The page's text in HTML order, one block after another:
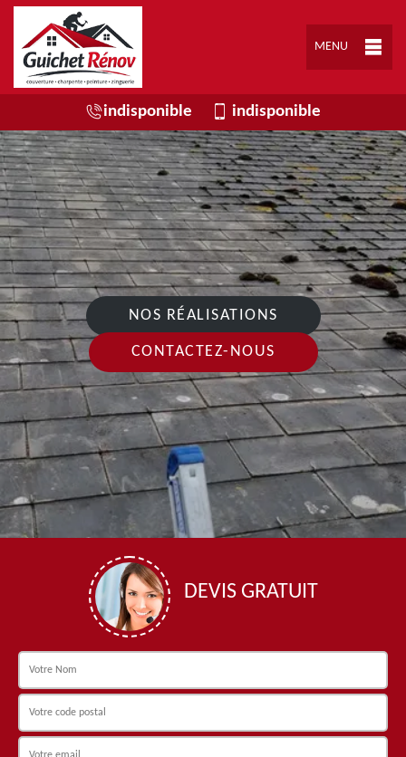
MENU
indisponible indisponible
NOS RÉALISATIONS
CONTACTEZ-NOUS
DEVIS GRATUIT